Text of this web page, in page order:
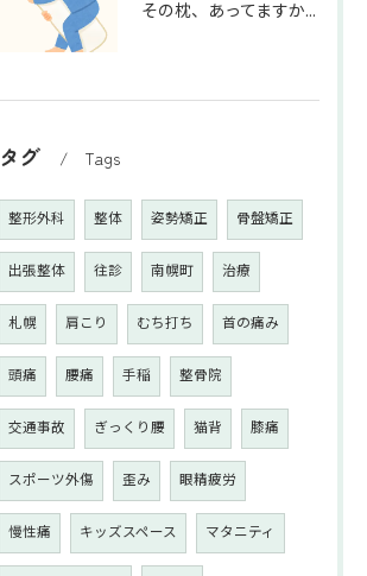
その枕、あってますか？
タグ Tags
整形外科 整体 姿勢矯正 骨盤矯正
出張整体 往診 南幌町 治療
札幌 肩こり むち打ち 首の痛み
頭痛 腰痛 手稲 整骨院
交通事故 ぎっくり腰 猫背 膝痛
スポーツ外傷 歪み 眼精疲労
慢性痛 キッズスペース マタニティ